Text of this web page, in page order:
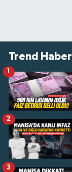
Trend
2
3